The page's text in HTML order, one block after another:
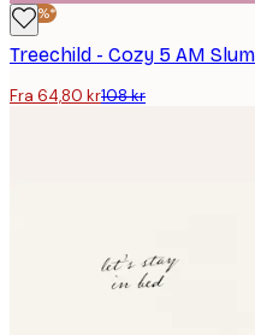
-40%*
Fra 64,80 kr108 kr